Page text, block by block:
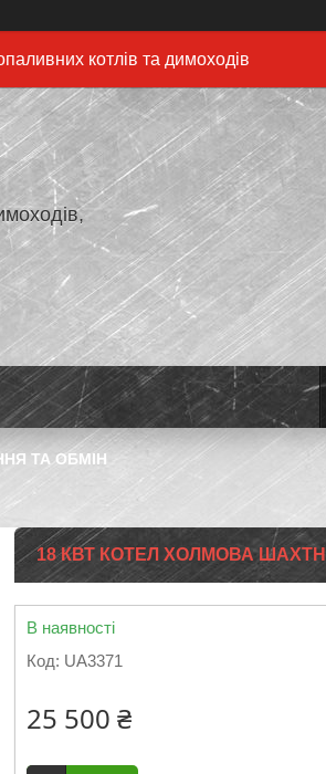
котлів та димоходів
ТА ОБМІН
18 КВТ КОТЕЛ ХОЛМОВА
В наявності
Код: UA3371
25 500 ₴